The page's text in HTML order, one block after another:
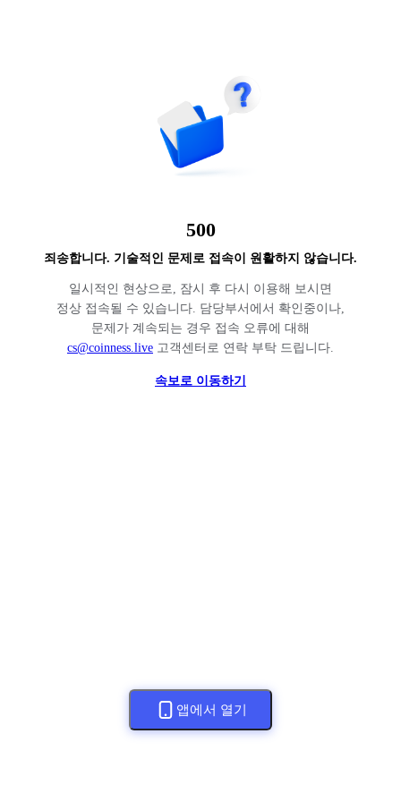
500
죄송합니다. 기술적인 문제로 접속이 원활하지 않습니다.
일시적인 현상으로, 잠시 후 다시 이용해 보시면
정상 접속될 수 있습니다. 담당부서에서 확인중이나,
문제가 계속되는 경우 접속 오류에 대해
cs@coinness.live 고객센터로 연락 부탁 드립니다.
속보로 이동하기
앱에서 열기